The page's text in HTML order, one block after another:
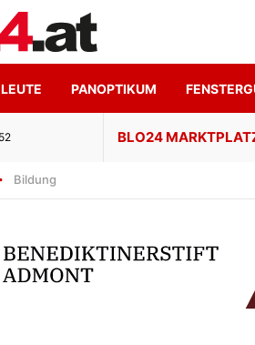
LEUTE PANOPTIKUM
Bildung